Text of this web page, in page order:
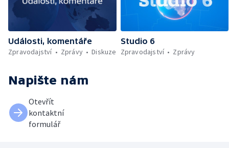
Události, komentáře
Zpravodajství
Zprávy Diskuze
Studio 6
Zpravodajství
Zprávy
Napište nám
Otevřít
kontaktní
formulář